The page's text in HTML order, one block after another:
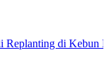
di Kebun